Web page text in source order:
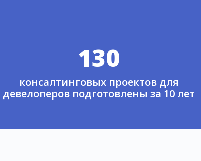
130
консалтинговых проектов для
девелоперов подготовлены за 10 лет